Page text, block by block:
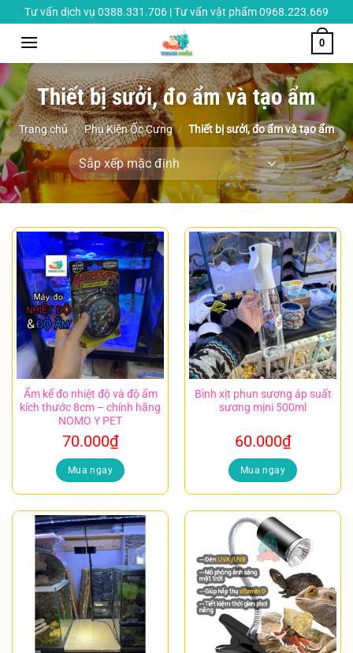
Chuyển
đến
dung
Tư vấn dịch vụ 0388.331.706 | Tư vấn vật phẩm 0968.223.669
0
Thiết bị sưởi, đo ẩm và tạo ẩm
Trang chủ / Phụ Kiện Ốc Cưng / Thiết bị sưởi, đo ẩm và tạo ẩm
Ẩm kế đo nhiệt độ và độ ẩm
kích thước 8cm – chính hãng
NOMO Y PET
70.000₫
Mua ngay
Bình xịt phun sương áp suất
sương mịni 500ml
60.000₫
Mua ngay